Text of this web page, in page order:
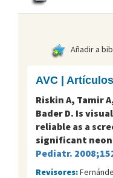
Añadir a
AVC |
Riskin A, Tamir
Bader D. Is
reliable as a
significant
Pediatr.
Revisores: